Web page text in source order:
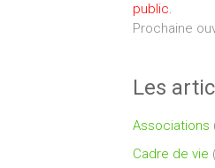
public.
Prochaine
Les
Associations
Cadre de vie